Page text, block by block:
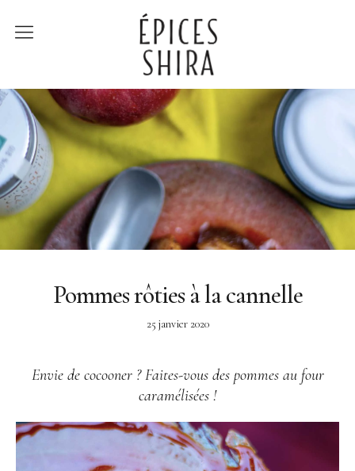
Épices Shira
Revenir à la boutique
Recettes
À la rencontre des
producteurs
Lumière sur…
Pommes rôties à la cannelle
25 janvier 2020
Envie de cocooner ? Faites-vous des pommes au four
caramélisées !